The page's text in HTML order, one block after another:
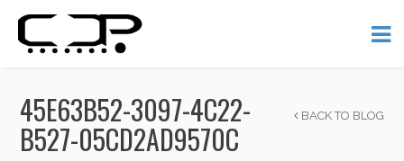
45E63B52-3097-4C22-
B527-05CD2AD9570C
BACK TO BLOG